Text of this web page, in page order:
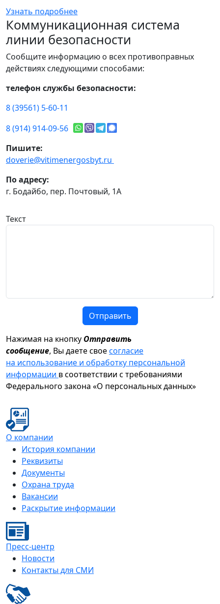
Узнать подробнее
Коммуникационная система
линии безопасности
Сообщите информацию о всех противоправных
действиях следующими способами:
телефон службы безопасности:
8 (39561) 5-60-11
8 (914) 914-09-56
Пишите:
doverie@vitimenergosbyt.ru
По адресу:
г. Бодайбо, пер. Почтовый, 1А
Текст
Отправить
Нажимая на кнопку Отправить
сообщение, Вы даете своесогласие
на использование и обработку персональной
информации в соответствии с требованиями
Федерального закона «О персональных данных»
О компании
История компании
Реквизиты
Документы
Охрана труда
Вакансии
Раскрытие информации
Пресс-центр
Новости
Контакты для СМИ